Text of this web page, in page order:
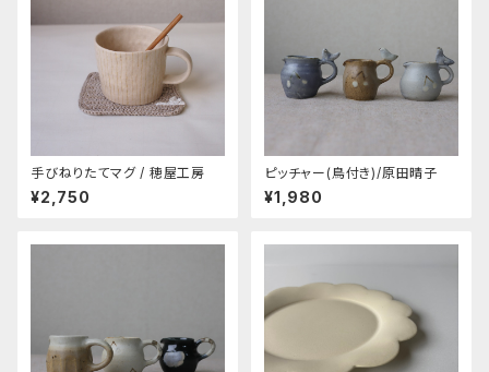
手びねりたてマグ / 穂屋工房
¥2,750
ピッチャー(鳥付き)/原田晴子
¥1,980